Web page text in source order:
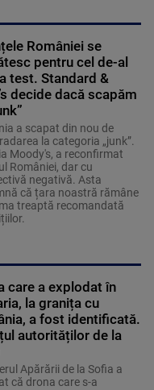
României se
pentru cel de-al
test. Standard &
decide dacă scapăm
a scapat din nou de
la categoria „junk”.
Moody's, a reconfirmat
României, dar cu
negativă. Asta
că țara noastră rămâne
treaptă recomandată
care a explodat în
la granița cu
a fost identificată.
autorităților de la
Apărării de la Sofia a
că drona care s-a